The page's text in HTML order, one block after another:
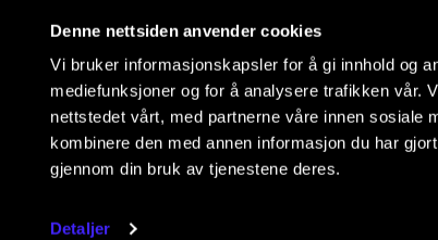
Denne nettsiden anvender cookies
Vi bruker informasjonskapsler for å gi innhold og
mediefunksjoner og for å analysere trafikken vår.
nettstedet vårt, med partnerne våre innen sosiale
kombinere den med annen informasjon du har
gjennom din bruk av tjenestene deres.
Detaljer